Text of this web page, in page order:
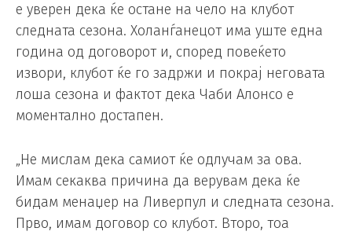
е уверен дека ќе остане на чело на клубот
следната сезона. Холанѓанецот има уште една
година од договорот и, според повеќето
извори, клубот ќе го задржи и покрај неговата
лоша сезона и фактот дека Чаби Алонсо е
моментално достапен.
„Не мислам дека самиот ќе одлучам за ова.
Имам секаква причина да верувам дека ќе
бидам менаџер на Ливерпул и следната сезона.
Прво, имам договор со клубот. Второ, тоа